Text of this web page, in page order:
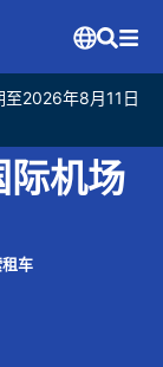
至2026年8月11日
际机场
车